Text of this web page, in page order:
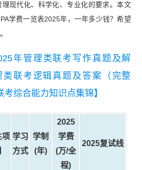
现代化、科学化、专业化的要求。本文
学费一览表2025年，一年多少钱？希望
年管理类联考写作真题及解
类联考逻辑真题及答案（完整
考综合能力知识点集锦】
项 学习
方式
学制
(年)
2025
学费
(万/全
程)
2025复试线